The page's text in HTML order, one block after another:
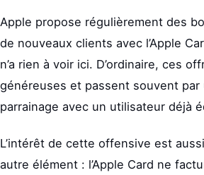
Apple propose régulièrement des
de nouveaux clients avec l’Apple
n’a rien à voir ici. D’ordinaire, ces
généreuses et passent souvent par
parrainage avec un utilisateur déjà
L’intérêt de cette offensive est
autre élément : l’Apple Card ne